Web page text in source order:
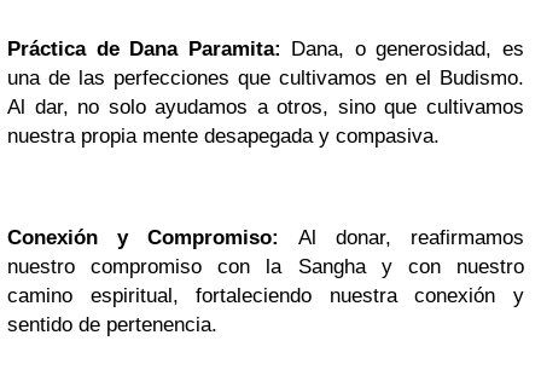
Práctica de Dana Paramita:
Dana, o generosidad, es
una de las perfecciones que cultivamos en el Budismo.
Al dar, no solo ayudamos a otros, sino que cultivamos
nuestra propia mente desapegada y compasiva.
Conexión y Compromiso:
Al donar, reafirmamos
nuestro compromiso con la Sangha y con nuestro
camino espiritual, fortaleciendo nuestra conexión y
sentido de pertenencia.